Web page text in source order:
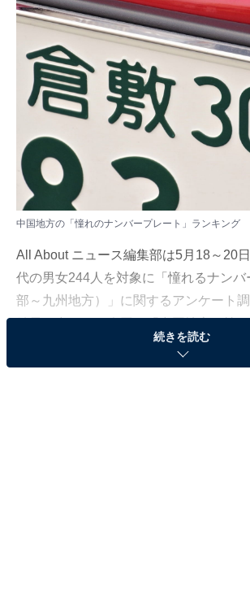
中国地方の「憧れのナンバープレート」ランキング
All About ニュース編集部は5月18～20
代の男女244人を対象に「憧れるナン
部～九州地方）」に関するアンケート
ートランキング」を発表します。
続きを読む